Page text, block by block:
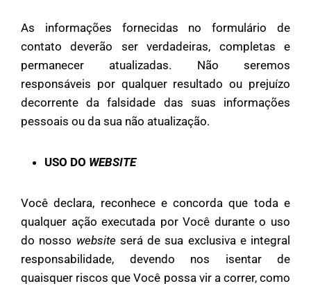
As informações fornecidas no formulário de
contato deverão ser verdadeiras, completas e
permanecer atualizadas. Não seremos
responsáveis por qualquer resultado ou prejuízo
decorrente da falsidade das suas informações
pessoais ou da sua não atualização.
USO DO WEBSITE
Você declara, reconhece e concorda que toda e
qualquer ação executada por Você durante o uso
do nosso website será de sua exclusiva e integral
responsabilidade, devendo nos isentar de
quaisquer riscos que Você possa vir a correr, como